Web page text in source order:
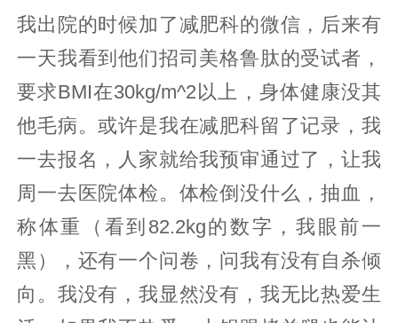
我出院的时候加了减肥科的微信，后来有
一天我看到他们招司美格鲁肽的受试者，
要求BMI在30kg/m^2以上，身体健康没其
他毛病。或许是我在减肥科留了记录，我
一去报名，人家就给我预审通过了，让我
周一去医院体检。体检倒没什么，抽血，
称体重（看到82.2kg的数字，我眼前一
黑），还有一个问卷，问我有没有自杀倾
向。我没有，我显然没有，我无比热爱生